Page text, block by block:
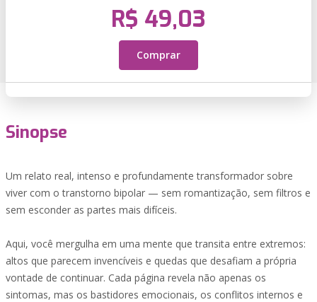
R$ 49,03
Comprar
Sinopse
Um relato real, intenso e profundamente transformador sobre
viver com o transtorno bipolar — sem romantização, sem filtros e
sem esconder as partes mais difíceis.
Aqui, você mergulha em uma mente que transita entre extremos:
altos que parecem invencíveis e quedas que desafiam a própria
vontade de continuar. Cada página revela não apenas os
sintomas, mas os bastidores emocionais, os conflitos internos e